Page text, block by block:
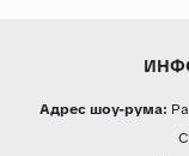
Адрес шоу-рума: